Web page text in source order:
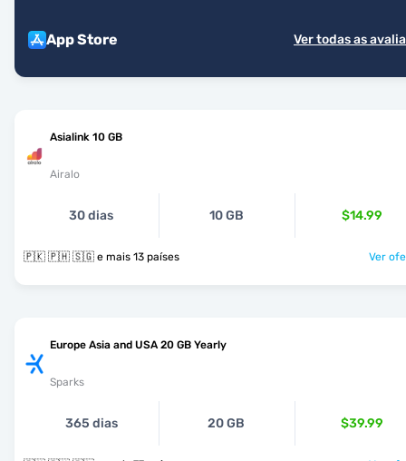
App Store Ver todas as
Asialink 10 GB
Airalo
30 dias 10 GB $14.99
🇵🇰 🇵🇭 🇸🇬 e mais 13 países Ver
Europe Asia and USA 20 GB Yearly
Sparks
365 dias 20 GB $39.99